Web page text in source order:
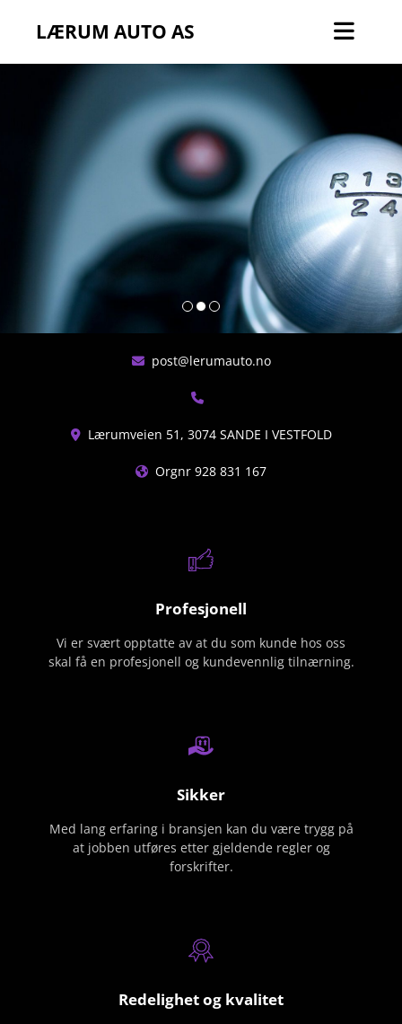
LÆRUM AUTO AS
 post@lerumauto.no

 Lærumveien 51, 3074 SANDE I VESTFOLD
 Orgnr 928 831 167
Profesjonell
Vi er svært opptatte av at du som kunde hos oss
skal få en profesjonell og kundevennlig tilnærning.
Sikker
Med lang erfaring i bransjen kan du være trygg på
at jobben utføres etter gjeldende regler og
forskrifter.
Redelighet og kvalitet